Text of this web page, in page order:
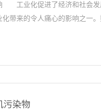
工业化促进了经济和社会发
带来的令人痛心的影响之一。
污染物